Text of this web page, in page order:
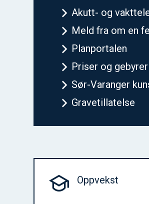
Akutt- og
Meld fra om en
Planportalen
Priser og gebyrer
Sør-Varanger
Gravetillatelse
Oppvekst